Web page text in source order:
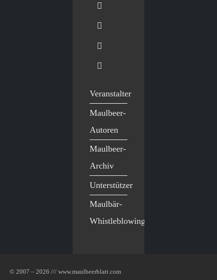
Veranstalter
Maulbeer-
Autoren
Maulbeer-
Archiv
Unterstützer
Maulbär-
Whistleblowing
© 2007 – 2026 /// www.maulbeerblatt.com